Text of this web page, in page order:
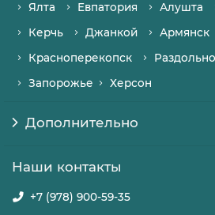
Ялта
Евпатория Алушта
Керчь
Джанкой
Армянск
Красноперекопск
Запорожье
Херсон
Дополнительно
Наши контакты
+7 (978) 900-59-35